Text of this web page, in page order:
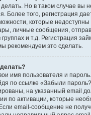
Но в таком случае вы
Более того, регистрация
которые
личные сообщения,
и т.д. Регистрация
рекомендуем это сделать.
имя пользователя и
по ссылке «Забыли
на указанный email
по активации, которые
email-сообщение не